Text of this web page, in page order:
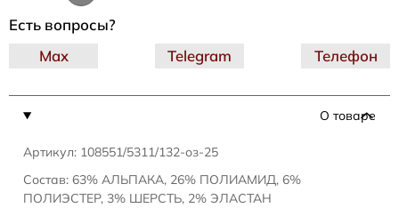
О товаре
Артикул: 108551/5311/132-оз-25
Состав: 63% АЛЬПАКА, 26% ПОЛИАМИД, 6%
ПОЛИЭСТЕР, 3% ШЕРСТЬ, 2% ЭЛАСТАН
Есть вопросы?
Telegram
Max Телефон